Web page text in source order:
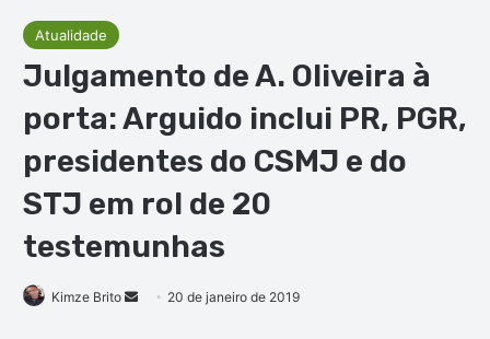
Atualidade
Julgamento de A. Oliveira à
porta: Arguido inclui PR, PGR,
presidentes do CSMJ e do
STJ em rol de 20
testemunhas
Kimze Brito 20 de janeiro de 2019